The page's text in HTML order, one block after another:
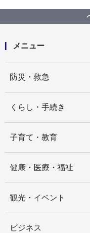
令和５年度横
メニュー
防災・救急
くらし・手続き
子育て・教育
健康・医療・福祉
観光・イベント
ビジネス